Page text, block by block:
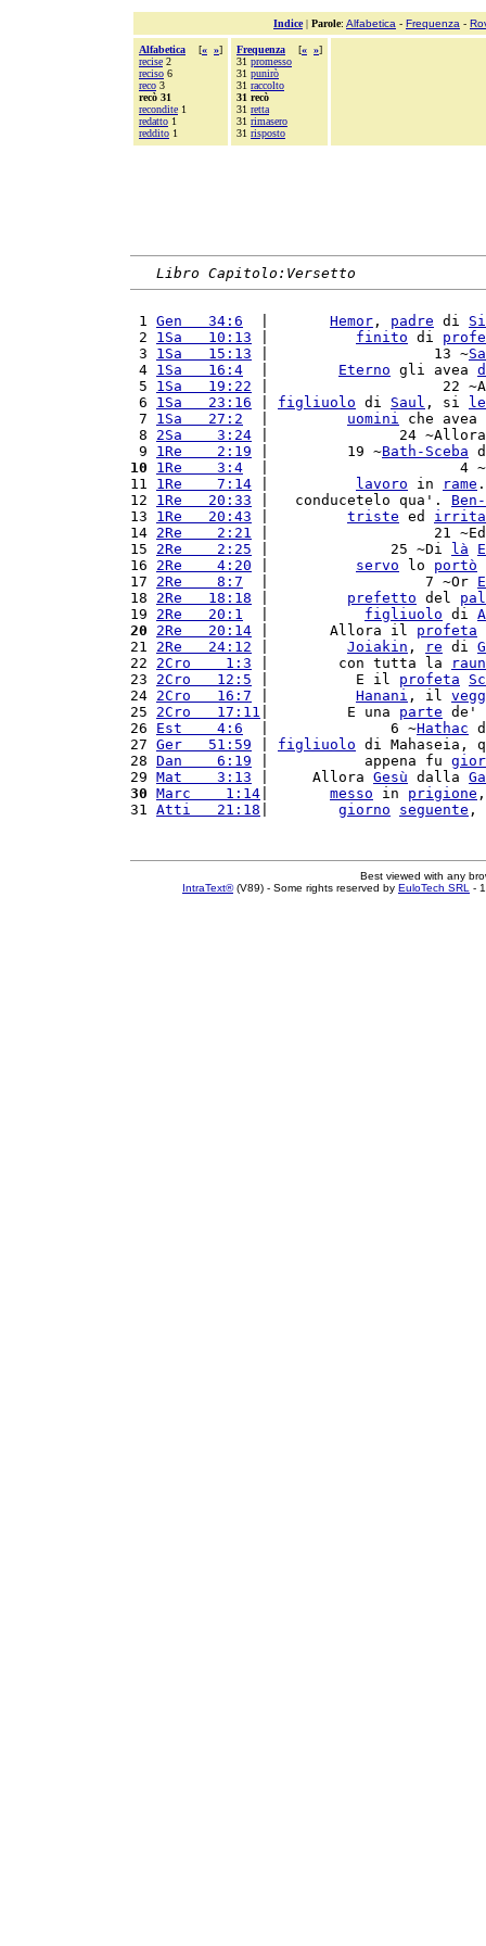
Indice| Parole: Alfabetica - Frequenza -
Alfabetica [« »]
recise 2
reciso 6
reco 3
recò 31
recondite 1
redatto 1
reddito 1
Frequenza [« »]
31 promesso
31 punirò
31 raccolto
31 recò
31 retta
31 rimasero
31 risposto
Libro Capitolo:Versetto
1 Gen   34:6 Hemor , padre di
2 1Sa   10:13 finito di
3 1Sa   15:13 |                   13 ~
4 1Sa   16:4 Eterno gli avea
5 1Sa   19:22 |                    22
6 1Sa   23:16 figliuolo di Saul , si
7 1Sa   27:2 uomini che
8 2Sa    3:24 |               24
9 1Re    2:19 |         19 ~Bath-Sceba
10
1Re    3:4
|                      4
11 1Re    7:14 lavoro in rame
12 1Re   20:33 |   conducetelo qua'.
13 1Re   20:43 triste ed
14 2Re    2:21 |                   21
15 2Re    2:25 |              25 ~Di là
16 2Re    4:20 servo lo portò
17 2Re    8:7
  |                  7 ~Or
18 2Re   18:18 prefetto del
19 2Re   20:1 figliuolo di
20
2Re   20:14 |       Allora il profeta
21 2Re   24:12 Joiakin , re di
22 2Cro    1:3 |        con tutta la
23 2Cro   12:5 |          E il profeta
24 2Cro   16:7 Hanani , il
25 2Cro   17:11 |         E una parte de'
26 Est    4:6
  |              6 ~
Hathac
27 Ger   51:59 figliuolo di Mahaseia,
28 Dan    6:19 |           appena fu
29 Mat    3:13 |     Allora Gesù dalla
30 Marc    1:14 messo in prigione
31 Atti   21:18 giorno seguente ,
Best viewed with any
IntraText®(V89) - Some rights reserved by EuloTech SRL -